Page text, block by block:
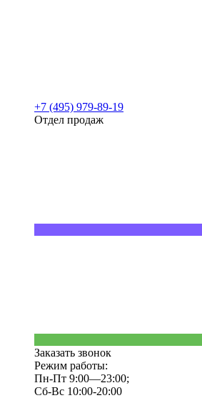
+7 (495) 979-89-19
Отдел продаж
Заказать звонок
Режим работы:
Пн-Пт 9:00—23:00;
Сб-Вс 10:00-20:00